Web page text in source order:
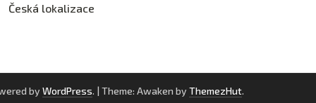
Česká lokalizace
by WordPress. | Theme: Awaken by ThemezHut.